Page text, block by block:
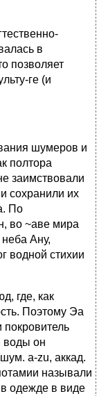
в
позволяет
ге (и
шумеров и
полтора
заимствовали
сохранили их
По
во ~аве мира
Ану,
водной стихии
где, как
Поэтому Эа
покровитель
воды он
a-zu, аккад.
называли
одежде в виде